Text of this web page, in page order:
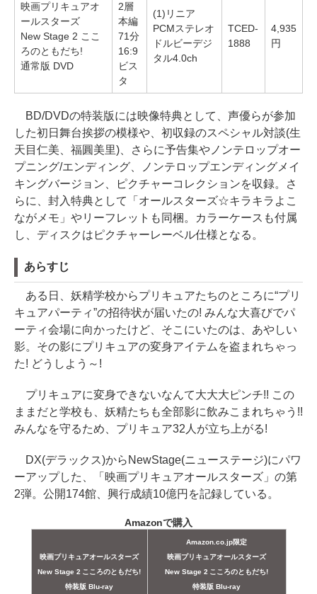
映画プリキュアオ
ールスターズ
New Stage 2 ここ
ろのともだち!
通常版 DVD
2層
本編
71分
16:9
ビス
タ
(1)リニア
PCMステレオ
ドルビーデジ
タル4.0ch
TCED-
1888
4,935
円
BD/DVDの特装版には映像特典として、声優らが参加
した初日舞台挨拶の模様や、初収録のスペシャル対談(生
天目仁美、福圓美里)、さらに予告集やノンテロップオー
プニング/エンディング、ノンテロップエンディングメイ
キングバージョン、ピクチャーコレクションを収録。さ
らに、封入特典として「オールスターズ☆キラキラよこ
ながメモ」やリーフレットも同梱。カラーケースも付属
し、ディスクはピクチャーレーベル仕様となる。
あらすじ
ある日、妖精学校からプリキュアたちのところに“プリ
キュアパーティ”の招待状が届いたの! みんな大喜びでパ
ーティ会場に向かったけど、そこにいたのは、あやしい
影。その影にプリキュアの変身アイテムを盗まれちゃっ
た! どうしよう～!
プリキュアに変身できないなんて大大大ピンチ!! この
ままだと学校も、妖精たちも全部影に飲みこまれちゃう!!
みんなを守るため、プリキュア32人が立ち上がる!
DX(デラックス)からNewStage(ニューステージ)にパワ
ーアップした、「映画プリキュアオールスターズ」の第
2弾。公開174館、興行成績10億円を記録している。
Amazonで購入
映画プリキュアオールスターズ
New Stage 2 こころのともだち!
特装版 Blu-ray
Amazon.co.jp限定
映画プリキュアオールスターズ
New Stage 2 こころのともだち!
特装版 Blu-ray